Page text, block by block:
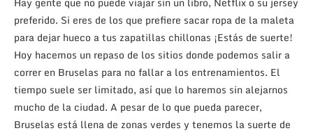
preferido. Si eres de los que prefiere sacar ropa de la maleta
para dejar hueco a tus zapatillas chillonas ¡Estás de suerte!
Hoy hacemos un repaso de los sitios donde podemos salir a
correr en Bruselas para no fallar a los entrenamientos. El
tiempo suele ser limitado, así que lo haremos sin alejarnos
mucho de la ciudad. A pesar de lo que pueda parecer,
Bruselas está llena de zonas verdes y tenemos la suerte de